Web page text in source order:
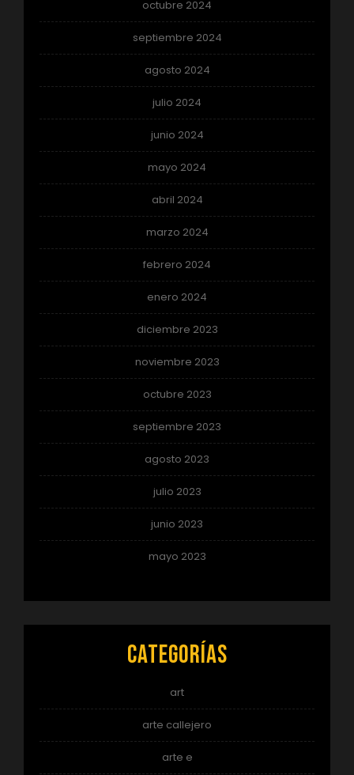
octubre 2024
septiembre 2024
agosto 2024
julio 2024
junio 2024
mayo 2024
abril 2024
marzo 2024
febrero 2024
enero 2024
diciembre 2023
noviembre 2023
octubre 2023
septiembre 2023
agosto 2023
julio 2023
junio 2023
mayo 2023
Categorías
art
arte callejero
arte e